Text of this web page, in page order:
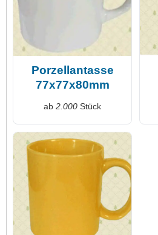
Porzellantasse
77x77x80mm
ab 2.000 Stück